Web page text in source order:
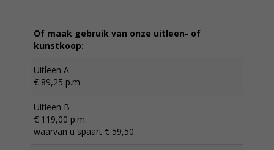
Of maak gebruik van onze uitleen- of
kunstkoop:
Uitleen A
€ 89,25 p.m.
Uitleen B
€ 119,00 p.m.
waarvan u spaart € 59,50